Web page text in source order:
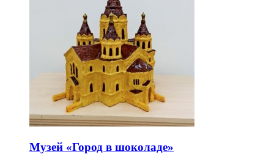
Музей «Город в шоколаде»